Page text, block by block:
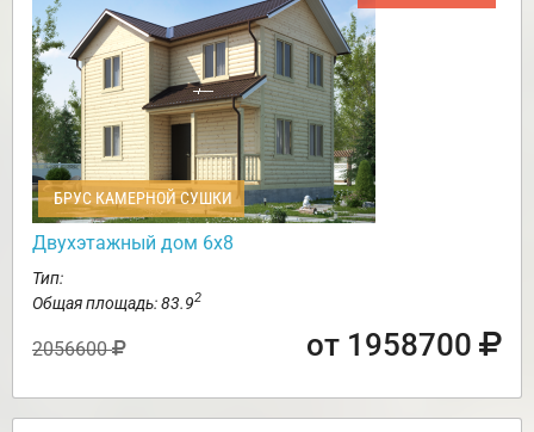
БРУС КАМЕРНОЙ СУШКИ
Двухэтажный дом 6х8
Тип:
Общая площадь: 83.92
2056600 от 1958700